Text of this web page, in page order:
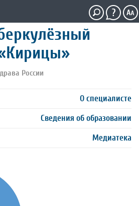
России
О специалисте
Сведения об образовании
Медиатека